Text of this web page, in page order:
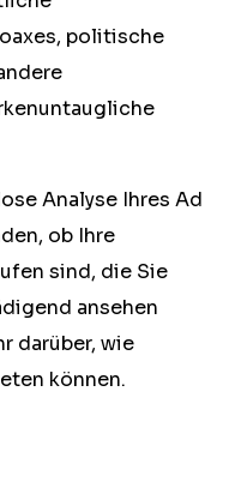
politische
Analyse Ihres Ad
ob Ihre
sind, die Sie
ansehen
darüber, wie
können.